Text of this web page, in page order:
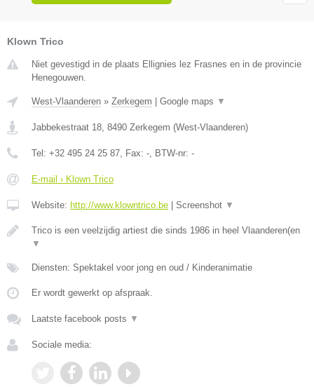
Klown Trico
Niet gevestigd in de plaats Ellignies lez Frasnes en in de provincie
Henegouwen.
West-Vlaanderen » Zerkegem Google maps ▼
Jabbekestraat 18 8490 Zerkegem (West-Vlaanderen)
Tel: +32 495 24 25 87 , Fax: - , BTW-nr: -
E-mail › Klown Trico
Website: http://www.klowntrico.be Screenshot ▼
Trico is een veelzijdig artiest die sinds 1986 in heel Vlaanderen(en
▼
Diensten: Spektakel voor jong en oud / Kinderanimatie
Er wordt gewerkt op afspraak.
Laatste facebook posts ▼
Sociale media: